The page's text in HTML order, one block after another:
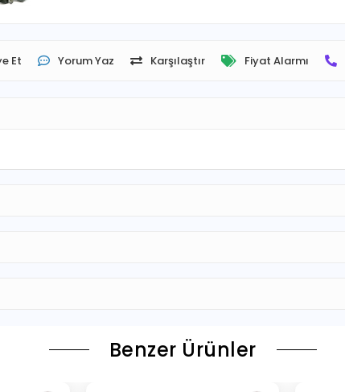
Et Yorum Yaz Karşılaştır Fiyat Alarmı
Benzer Ürünler